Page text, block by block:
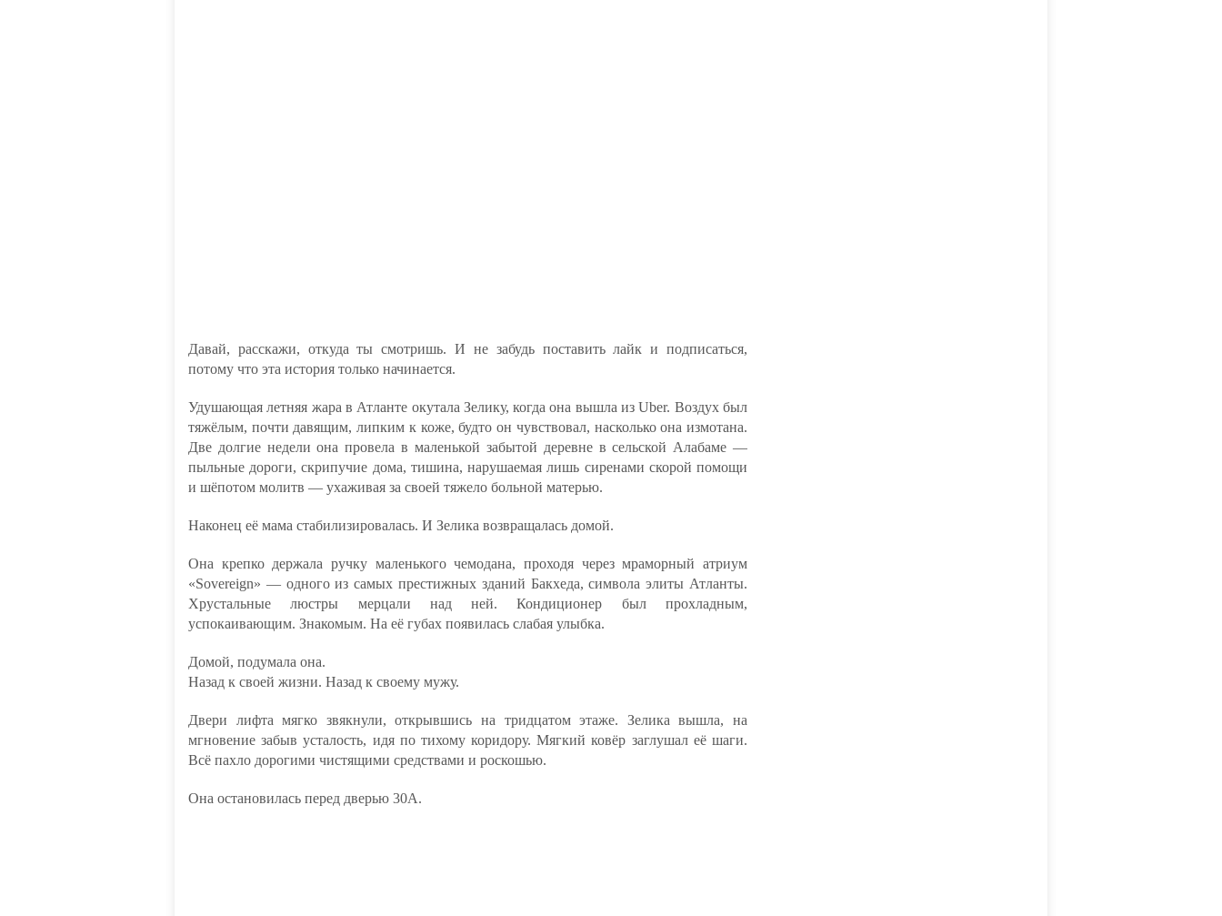
Давай, расскажи, откуда ты смотришь. И не забудь поставить лайк и подписаться,
потому что эта история только начинается.
Удушающая летняя жара в Атланте окутала Зелику, когда она вышла из Uber. Воздух был
тяжёлым, почти давящим, липким к коже, будто он чувствовал, насколько она измотана.
Две долгие недели она провела в маленькой забытой деревне в сельской Алабаме —
пыльные дороги, скрипучие дома, тишина, нарушаемая лишь сиренами скорой помощи
и шёпотом молитв — ухаживая за своей тяжело больной матерью.
Наконец её мама стабилизировалась. И Зелика возвращалась домой.
Она крепко держала ручку маленького чемодана, проходя через мраморный атриум
«Sovereign» — одного из самых престижных зданий Бакхеда, символа элиты Атланты.
Хрустальные люстры мерцали над ней. Кондиционер был прохладным,
успокаивающим. Знакомым. На её губах появилась слабая улыбка.
Домой, подумала она.
Назад к своей жизни. Назад к своему мужу.
Двери лифта мягко звякнули, открывшись на тридцатом этаже. Зелика вышла, на
мгновение забыв усталость, идя по тихому коридору. Мягкий ковёр заглушал её шаги.
Всё пахло дорогими чистящими средствами и роскошью.
Она остановилась перед дверью 30A.